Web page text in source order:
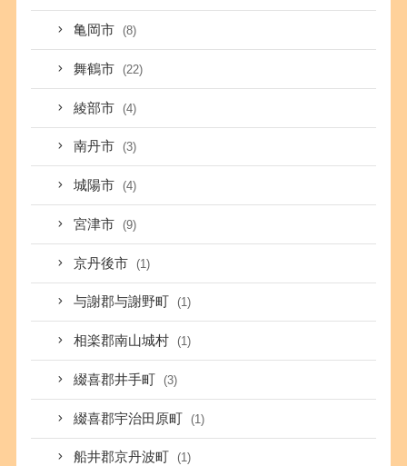
亀岡市 (8)
舞鶴市 (22)
綾部市 (4)
南丹市 (3)
城陽市 (4)
宮津市 (9)
京丹後市 (1)
与謝郡与謝野町 (1)
相楽郡南山城村 (1)
綴喜郡井手町 (3)
綴喜郡宇治田原町 (1)
船井郡京丹波町 (1)